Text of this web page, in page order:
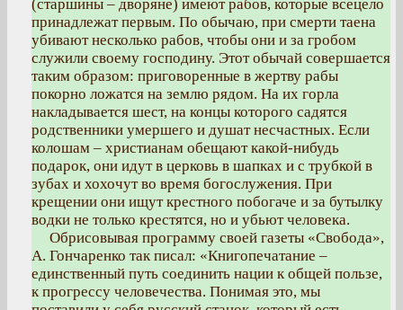
(старшины – дворяне) имеют рабов, которые всецело
принадлежат первым. По обычаю, при смерти таена
убивают несколько рабов, чтобы они и за гробом
служили своему господину. Этот обычай совершается
таким образом: приговоренные в жертву рабы
покорно ложатся на землю рядом. На их горла
накладывается шест, на концы которого садятся
родственники умершего и душат несчастных. Если
колошам – христианам обещают какой-нибудь
подарок, они идут в церковь в шапках и с трубкой в
зубах и хохочут во время богослужения. При
крещении они ищут крестного побогаче и за бутылку
водки не только крестятся, но и убьют человека.
Обрисовывая программу своей газеты «Свобода»,
А. Гончаренко так писал: «Книгопечатание –
единственный путь соединить нации к общей пользе,
к прогрессу человечества. Понимая это, мы